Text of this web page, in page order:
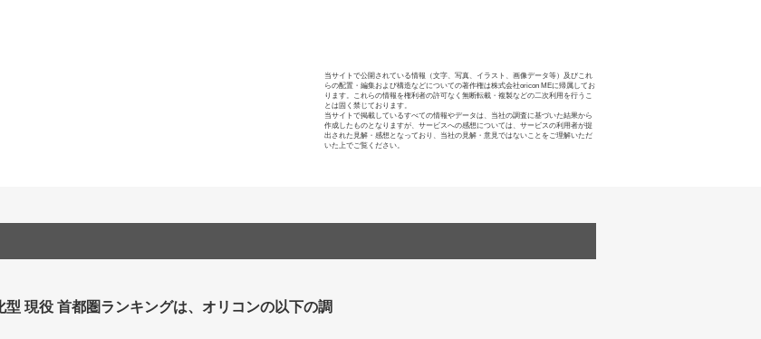
当サイトで公開されている情報（文字、写真、イラスト、画像データ等）及びこれ
らの配置・編集および構造などについての著作権は株式会社oricon MEに帰属してお
ります。これらの情報を権利者の許可なく無断転載・複製などの二次利用を行うこ
とは固く禁じております。
当サイトで掲載しているすべての情報やデータは、当社の調査に基づいた結果から
作成したものとなりますが、サービスへの感想については、サービスの利用者が提
出された見解・感想となっており、当社の見解・意見ではないことをご理解いただ
いた上でご覧ください。
型 現役 首都圏ランキングは、オリコンの以下の調